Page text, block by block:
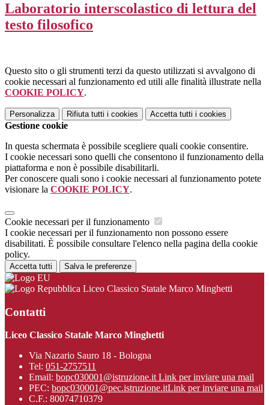
Laboratorio interscolastico di lettura del
testo filosofico
Questo sito o gli strumenti terzi da questo utilizzati si avvalgono di
cookie necessari al funzionamento ed utili alle finalità illustrate nella
COOKIE POLICY.
Personalizza Rifiuta tutti i cookies Accetta tutti i cookies
Gestione cookie
In questa schermata è possibile scegliere quali cookie consentire.
I cookie necessari sono quelli che consentono il funzionamento della
piattaforma e non è possibile disabilitarli.
Per conoscere quali sono i cookie necessari al funzionamento potete
visionare la COOKIE POLICY.
Cookie necessari per il funzionamento
I cookie necessari per il funzionamento non possono essere
disabilitati. È possibile consultare l'elenco nella pagina della cookie
policy.
Accetta tutti Salva le preferenze
Liceo Classico Statale Marco Minghetti
Contatti
Liceo Classico Statale Marco Minghetti
Via Nazario Sauro 18 - Bologna
Tel: 051-2757511
Email: bopc030001@istruzione.it Link per inviare una mail
PEC: bopc030001@pec.istruzione.itLink per inviare una mail
C.F.: 80074710379